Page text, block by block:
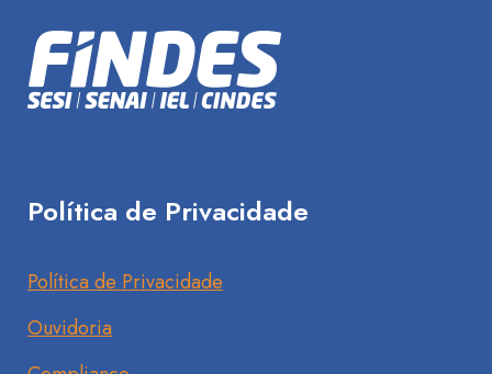
Política de Privacidade
Política de Privacidade
Ouvidoria